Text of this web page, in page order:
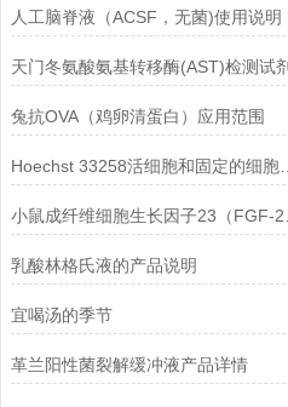
人工脑脊液（ACSF，无菌)使用说明
兔抗OVA（鸡卵清蛋白）应用范围
Hoechst 33258活细胞和固定的细胞均可标记
乳酸林格氏液的产品说明
宜喝汤的季节
革兰阳性菌裂解缓冲液产品详情